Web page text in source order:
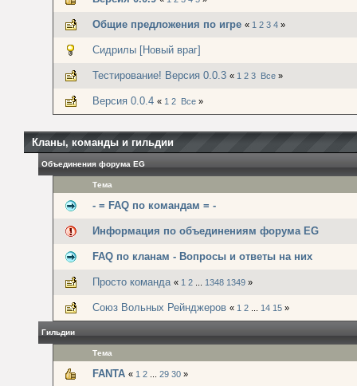
Общие предложения по игре « 1 2 3 4 »
Сидрилы [Новый враг]
Тестирование! Версия 0.0.3 « 1 2 3 Все »
Версия 0.0.4 « 1 2 Все »
Кланы, команды и гильдии
Объединения форума EG
Тема
- = FAQ по командам = -
Информация по объединениям форума EG
FAQ по кланам - Вопросы и ответы на них
Просто команда « 1 2 ... 1348 1349 »
Союз Вольных Рейнджеров « 1 2 ... 14 15 »
Гильдии
Тема
FANTA « 1 2 ... 29 30 »